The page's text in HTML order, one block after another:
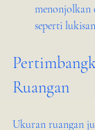
menonjolkan
seperti
Ruangan
Ukuran ruangan